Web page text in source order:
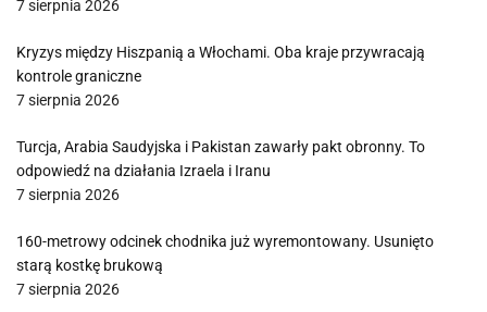
7 sierpnia 2026
Kryzys między Hiszpanią a Włochami. Oba kraje przywracają
kontrole graniczne
7 sierpnia 2026
Turcja, Arabia Saudyjska i Pakistan zawarły pakt obronny. To
odpowiedź na działania Izraela i Iranu
7 sierpnia 2026
160-metrowy odcinek chodnika już wyremontowany. Usunięto
starą kostkę brukową
7 sierpnia 2026